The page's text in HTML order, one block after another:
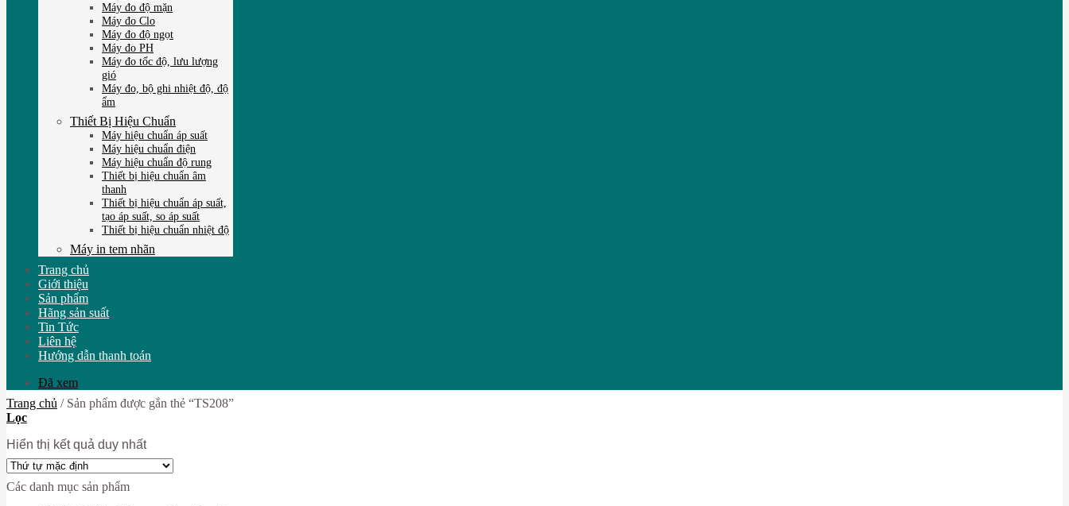
Máy đo độ mặn
Máy đo Clo
Máy đo độ ngọt
Máy đo PH
Máy đo tốc độ, lưu lượng
gió
Máy đo, bộ ghi nhiệt độ, độ
ẩm
Thiết Bị Hiệu Chuẩn
Máy hiệu chuẩn áp suất
Máy hiệu chuẩn điện
Máy hiệu chuẩn độ rung
Thiết bị hiệu chuẩn âm
thanh
Thiết bị hiệu chuẩn áp suất,
tạo áp suất, so áp suất
Thiết bị hiệu chuẩn nhiệt độ
Máy in tem nhãn
Trang chủ
Giới thiệu
Sản phẩm
Hãng sản suất
Tin Tức
Liên hệ
Hướng dẫn thanh toán
Đã xem
Trang chủ /Sản phẩm được gắn thẻ “TS208”
Lọc
Hiển thị kết quả duy nhất
Các danh mục sản phẩm